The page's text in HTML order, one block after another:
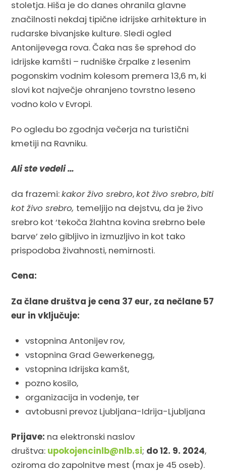
stoletja. Hiša je do danes ohranila glavne
značilnosti nekdaj tipične idrijske arhitekture in
rudarske bivanjske kulture. Sledi ogled
Antonijevega rova. Čaka nas še sprehod do
idrijske kamšti – rudniške črpalke z lesenim
pogonskim vodnim kolesom premera 13,6 m, ki
slovi kot največje ohranjeno tovrstno leseno
vodno kolo v Evropi.
Po ogledu bo zgodnja večerja na turistični
kmetiji na Ravniku.
Ali ste vedeli …
da frazemi:kakor živo srebro,kot živo srebro,biti
kot živo srebro, temeljijo na dejstvu, da je živo
srebro kot ‘tekoča žlahtna kovina srebrno bele
barve’ zelo gibljivo in izmuzljivo in kot tako
prispodoba živahnosti, nemirnosti.
Cena:
Za člane društva je cena 37 eur, za nečlane 57
eur in vključuje:
vstopnina Antonijev rov,
vstopnina Grad Gewerkenegg,
vstopnina Idrijska kamšt,
pozno kosilo,
organizacija in vodenje, ter
avtobusni prevoz Ljubljana-Idrija-Ljubljana
Prijave: na elektronski naslov
društva: upokojencinlb@nlb.si; do 12. 9. 2024,
oziroma do zapolnitve mest (max je 45 oseb).